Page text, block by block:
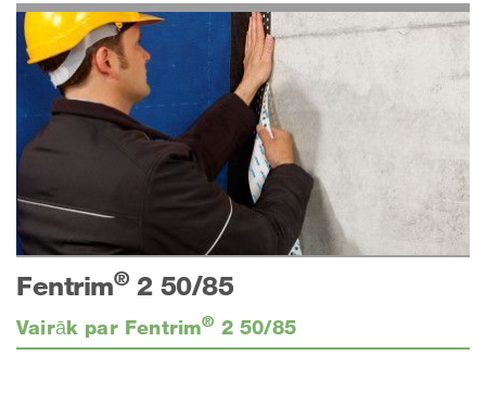
Fentrim®2 50/85
Vairāk par Fentrim® 2 50/85